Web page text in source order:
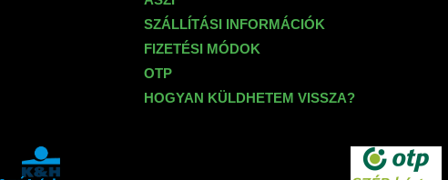
SZÁLLÍTÁSI INFORMÁCIÓK
FIZETÉSI MÓDOK
OTP
HOGYAN KÜLDHETEM VISSZA?